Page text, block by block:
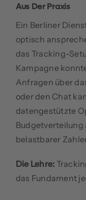
Aus Der Praxis
Ein Berliner
optisch
das Tracking-
Kampagne
Anfragen über
oder den Chat
datengestützte
Budgetverteilung
belastbarer
Die Lehre:
das Fundament